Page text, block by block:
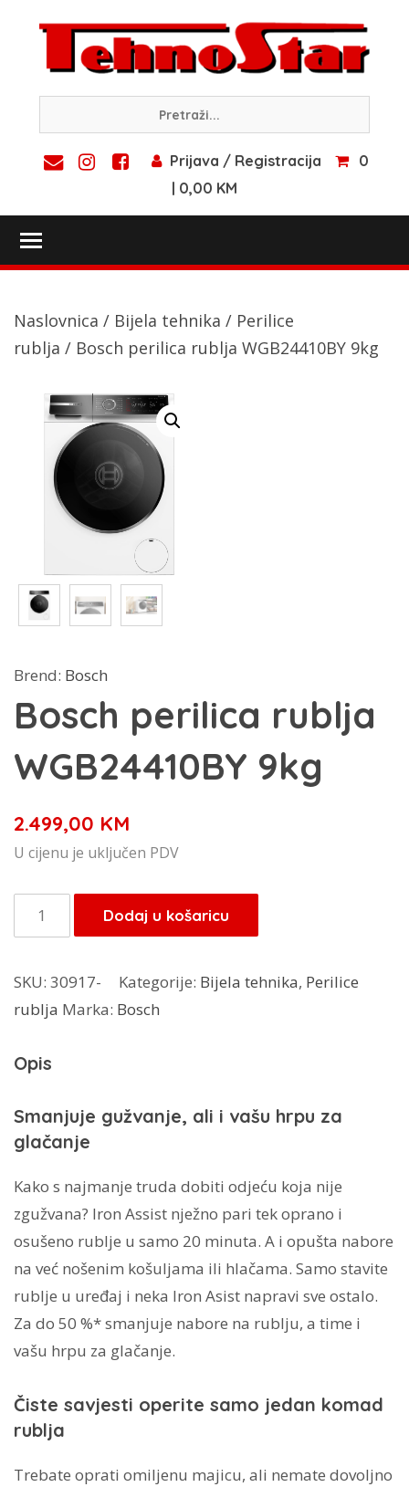
content
Prijava / Registracija
0
| 0,00 KM
Naslovnica / Bijela tehnika / Perilice
rublja / Bosch perilica rublja WGB24410BY 9kg
Brend: Bosch
Bosch perilica rublja
WGB24410BY 9kg
2.499,00 KM
U cijenu je uključen PDV
Bosch
perilica
WGB24410BY
9kg
Dodaj u košaricu
SKU: 30917- Kategorije: Bijela tehnika, Perilice
rublja Marka: Bosch
Opis
Smanjuje gužvanje, ali i vašu hrpu za
glačanje
Kako s najmanje truda dobiti odjeću koja nije
zgužvana? Iron Assist nježno pari tek oprano i
osušeno rublje u samo 20 minuta. A i opušta nabore
na već nošenim košuljama ili hlačama. Samo stavite
rublje u uređaj i neka Iron Asist napravi sve ostalo.
Za do 50 %* smanjuje nabore na rublju, a time i
vašu hrpu za glačanje.
Čiste savjesti operite samo jedan komad
rublja
Trebate oprati omiljenu majicu, ali nemate dovoljno